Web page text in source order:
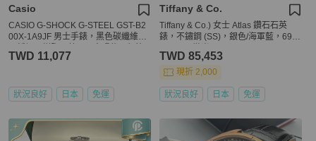
Casio
CASIO G-SHOCK G-STEEL GST-B2
00X-1A9JF 男士手錶，黑色碳纖維，
數字
TWD 11,077
狀況良好 日本 免運
Tiffany & Co.
Tiffany & Co.) 女士 Atlas 鑽石石英
錶，不鏽鋼 (SS)，銀色/海軍藍，692
TWD 85,453
現折 2,000
狀況良好 日本 免運